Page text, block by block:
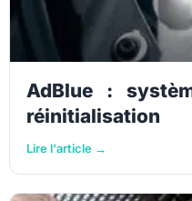
AdBlue :
réinitialisation
Lire l'article →